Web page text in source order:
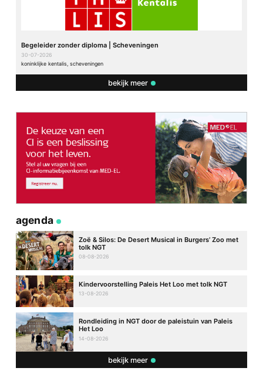
Begeleider zonder diploma | Scheveningen
30-07-2026
koninklijke kentalis, scheveningen
bekijk meer
agenda
Zoë & Silos: De Desert Musical in Burgers’ Zoo met
tolk NGT
08-08-2026
Kindervoorstelling Paleis Het Loo met tolk NGT
13-08-2026
Rondleiding in NGT door de paleistuin van Paleis
Het Loo
14-08-2026
bekijk meer